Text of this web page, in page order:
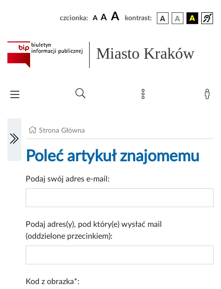
czcionka: A A A kontrast:
Miasto Kraków
Strona Główna
Poleć artykuł znajomemu
Podaj swój adres e-mail:
Podaj adres(y), pod który(e) wysłać mail
(oddzielone przecinkiem):
Kod z obrazka*: